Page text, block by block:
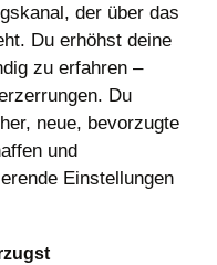
der über das
Du erhöhst deine
zu erfahren –
Du
neue, bevorzugte
und
Einstellungen